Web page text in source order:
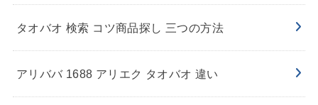
タオバオ 検索 コツ商品探し 三つの方法
アリババ 1688 アリエク タオバオ 違い